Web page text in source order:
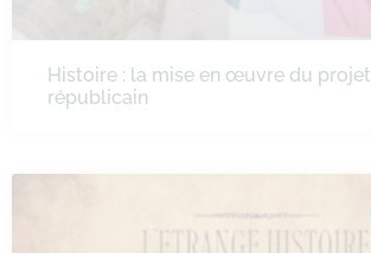
Histoire : la mise en œuvre du projet
républicain